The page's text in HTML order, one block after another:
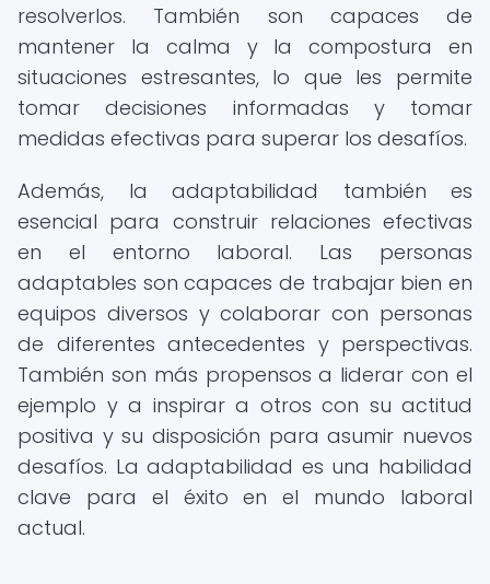
resolverlos. También son capaces de
mantener la calma y la compostura en
situaciones estresantes, lo que les permite
tomar decisiones informadas y tomar
medidas efectivas para superar los desafíos.
Además, la adaptabilidad también es
esencial para construir relaciones efectivas
en el entorno laboral. Las personas
adaptables son capaces de trabajar bien en
equipos diversos y colaborar con personas
de diferentes antecedentes y perspectivas.
También son más propensos a liderar con el
ejemplo y a inspirar a otros con su actitud
positiva y su disposición para asumir nuevos
desafíos. La adaptabilidad es una habilidad
clave para el éxito en el mundo laboral
actual.